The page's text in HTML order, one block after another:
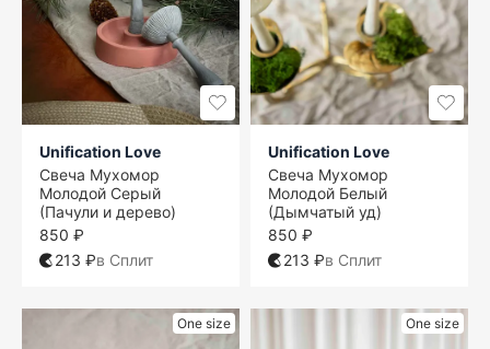
Unification Love
Свеча Мухомор
Молодой Серый
(Пачули и дерево)
850 ₽
213 ₽в Сплит
Unification Love
Свеча Мухомор
Молодой Белый
(Дымчатый уд)
850 ₽
213 ₽в Сплит
One size One size